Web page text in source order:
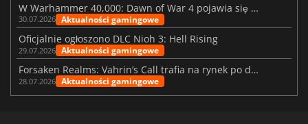
W Warhammer 40,000: Dawn of War 4 pojawia się frakcja Nekronów
30.07.2026 Aktualności gamingowe
Oficjalnie ogłoszono DLC Nioh 3: Hell Rising
29.07.2026 Aktualności gamingowe
Forsaken Realms: Vahrin’s Call trafia na rynek po dziesięciu latach prac
28.07.2026 Aktualności gamingowe